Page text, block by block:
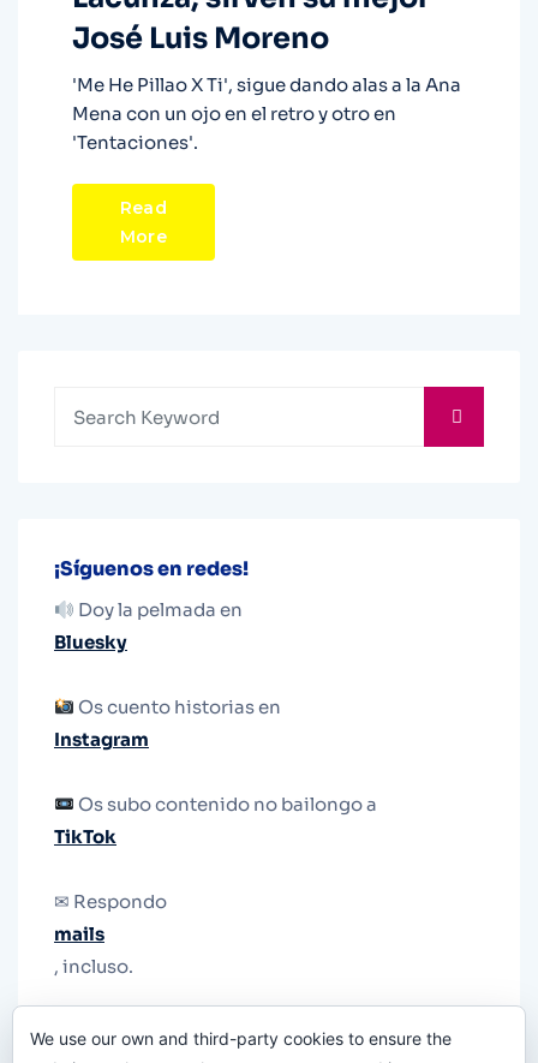
José Luis Moreno
'Me He Pillao X Ti', sigue dando alas a la Ana
Mena con un ojo en el retro y otro en
'Tentaciones'.
Read
More
¡Síguenos en redes!
Doy la pelmada en
Bluesky
Os cuento historias en
Instagram
Os subo contenido no bailongo a
TikTok
✉ Respondo
mails
, incluso.
le quiten el teléfono.
We use our own and third-party cookies to ensure the